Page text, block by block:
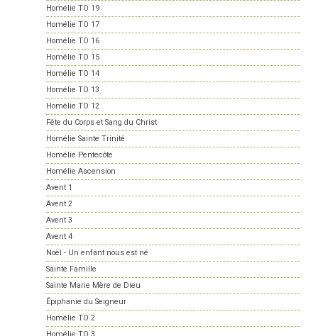
Homélie TO 19
Homélie TO 17
Homélie TO 16
Homélie TO 15
Homélie TO 14
Homélie TO 13
Homélie TO 12
Fête du Corps et Sang du Christ
Homélie Sainte Trinité
Homélie Pentecôte
Homélie Ascension
Avent 1
Avent 2
Avent 3
Avent 4
Noël - Un enfant nous est né
Sainte Famille
Sainte Marie Mère de Dieu
Épiphanie du Seigneur
Homélie TO 2